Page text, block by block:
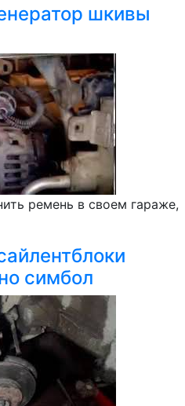
шкивы
ремень в своем гараже,
симбол